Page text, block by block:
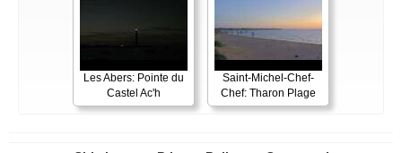
Les Abers: Pointe du
Castel Ac'h
Saint-Michel-Chef-
Chef: Tharon Plage